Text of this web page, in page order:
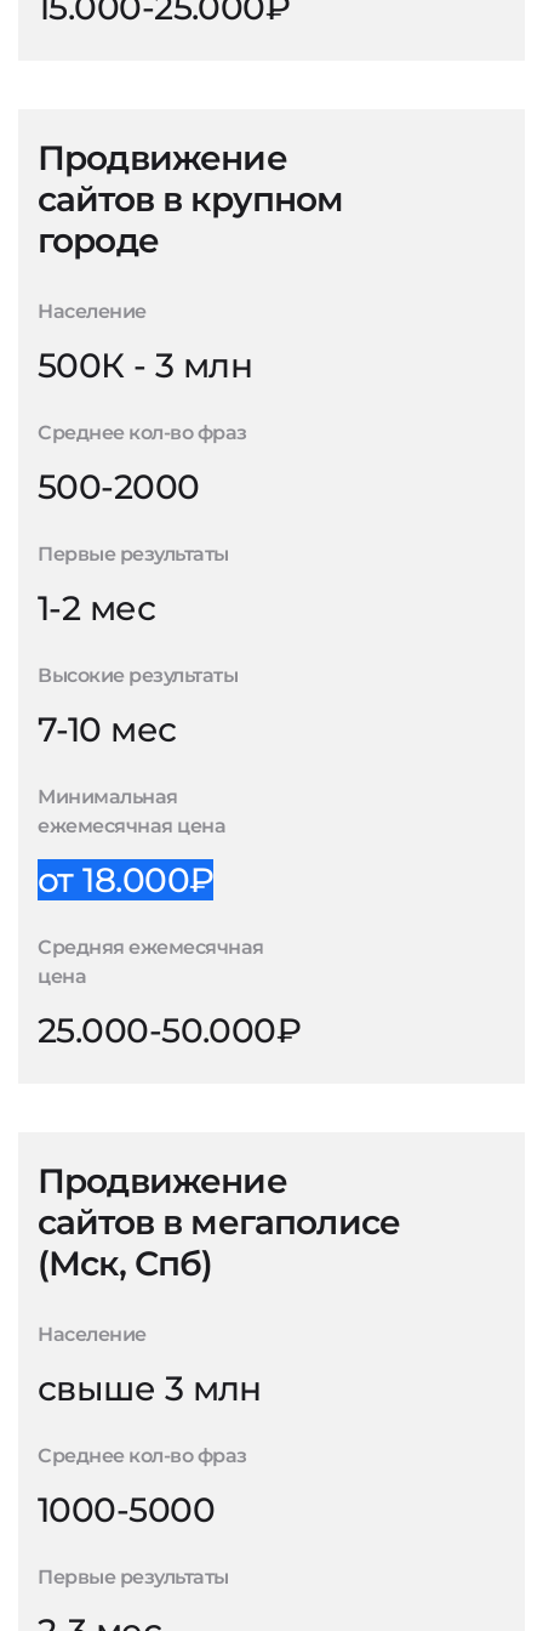
Продвижение
сайтов в крупном
городе
Население
500К - 3 млн
Среднее кол-во фраз
500-2000
Первые результаты
1-2 мес
Высокие результаты
7-10 мес
Минимальная
ежемесячная цена
от 18.000₽
Средняя ежемесячная
цена
25.000-50.000₽
Продвижение
сайтов в мегаполисе
(Мск, Спб)
Население
свыше 3 млн
Среднее кол-во фраз
1000-5000
Первые результаты